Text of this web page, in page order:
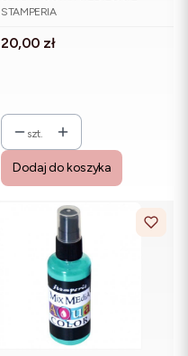
NIEBO
PRODUCENT
STAMPERIA
Cena
20,00 zł
szt.
Dodaj do koszyka